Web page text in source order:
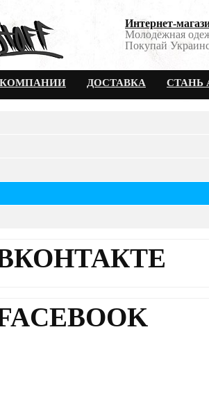
Интернет-
Молодежная
Покупай
ДОСТАВКА СТАНЬ
ВКОНТАКТЕ